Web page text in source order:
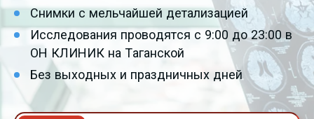
Снимки с мельчайшей детализацией
Исследования проводятся с 9:00 до 23:00 в
ОН КЛИНИК на Таганской
Без выходных и праздничных дней